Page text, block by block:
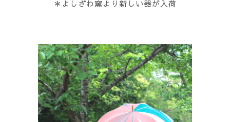
＊よしざわ窯より新しい器が入荷